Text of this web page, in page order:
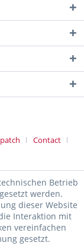
Contact
Betrieb
werden.
dieser Website
Interaktion mit
vereinfachen
gesetzt.